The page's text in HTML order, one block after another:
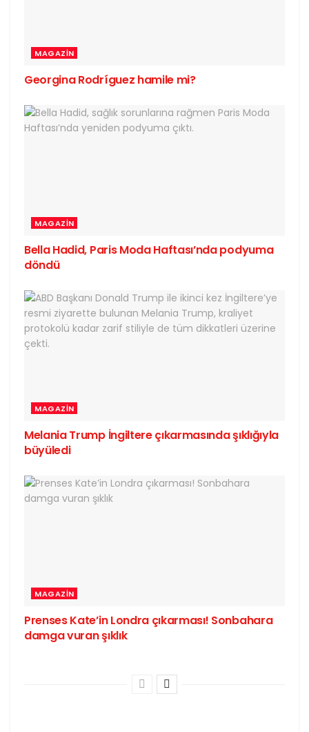
MAGAZIN
Georgina Rodríguez hamile mi?
MAGAZIN
Bella Hadid, Paris Moda Haftası’nda podyuma
döndü
MAGAZIN
Melania Trump İngiltere çıkarmasında şıklığıyla
büyüledi
MAGAZIN
Prenses Kate’in Londra çıkarması! Sonbahara
damga vuran şıklık